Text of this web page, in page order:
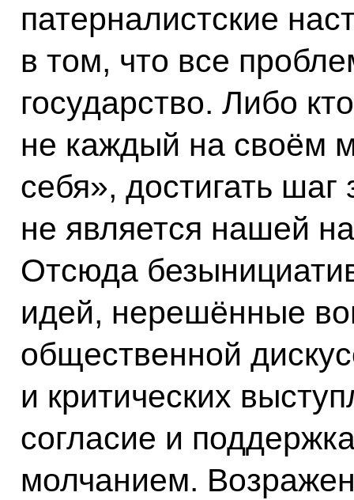
патерналистские
в том, что все
государство. Либо
не каждый на своём
себя», достигать
не является нашей
Отсюда
идей, нерешённые
общественной
и критических
согласие и
молчанием.